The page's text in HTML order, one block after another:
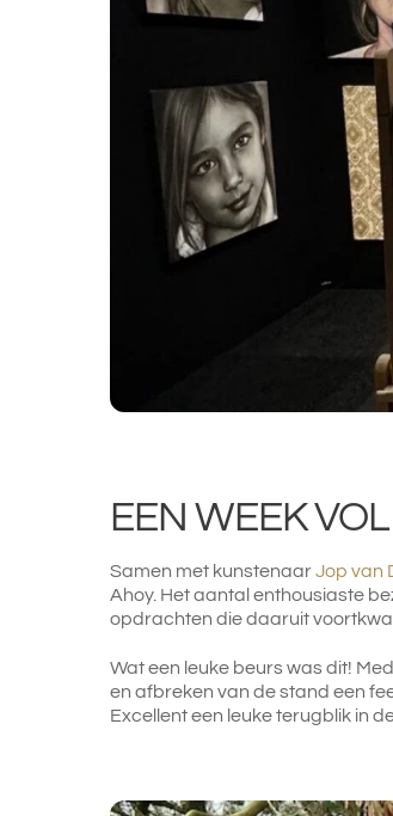
EEN WEEK
Samen met kunstenaarJop van
Ahoy. Het aantal enthousiaste
opdrachten die daaruit
Wat een leuke beurs was dit!
en afbreken van de stand een
Excellent een leuke terugblik in